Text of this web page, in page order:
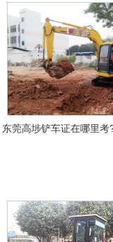
东莞高埗铲车证在哪里考